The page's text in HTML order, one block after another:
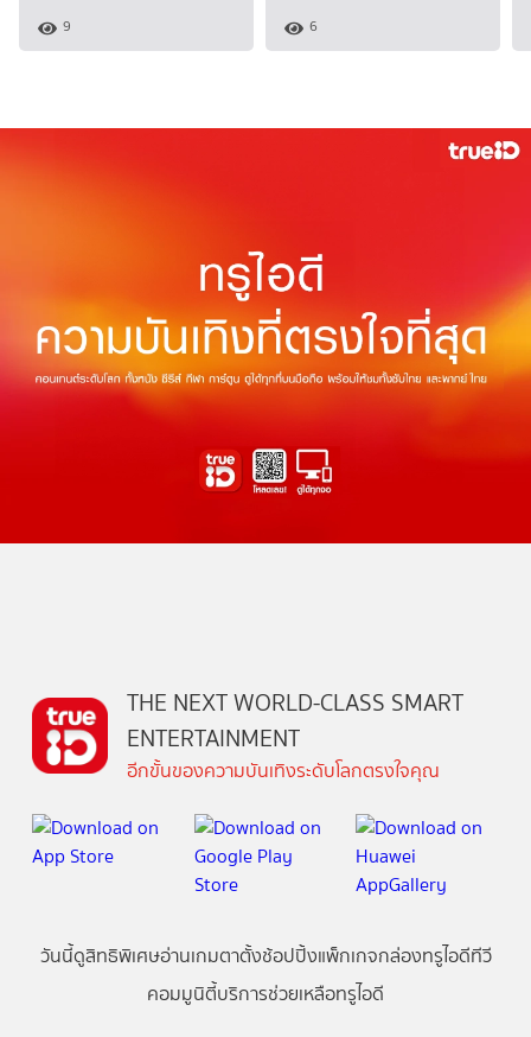
9 6
THE NEXT WORLD-CLASS SMART
ENTERTAINMENT
อีกขั้นของความบันเทิงระดับโลกตรงใจคุณ
วันนี้ดูสิทธิพิเศษอ่านเกมตาตั้งช้อปปิ้งแพ็กเกจกล่องทรูไอดีทีวี
คอมมูนิตี้บริการช่วยเหลือทรูไอดี